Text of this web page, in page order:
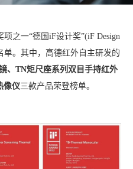
之一“德国iF设计奖”(iF Design
单。其中，高德红外自主研发的
、TN矩尺座系列双目手持红外
像仪三款产品荣登榜单。